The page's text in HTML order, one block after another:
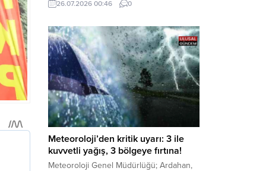
konuşan Kemal Kılıçdaroğlu; partinin
beşli çetelerle mücadeleden Aile
Destekleri Sigortası’na kadar birçok kritik
konuda sert ve net mesajlar verdi. Haber
Merkezi – CHP Genel Başkanı Kemal
Kılıçdaroğlu, Rauf Denktaş Kültür
Merkezi’nde gerçekleştirilen ve yeni
üyelere rozetlerinin takıldığı...
26.07.2026 00:46 0
Meteoroloji’den kritik uyarı: 3 ile
kuvvetli yağış, 3 bölgeye fırtına!
Meteoroloji Genel Müdürlüğü; Ardahan,